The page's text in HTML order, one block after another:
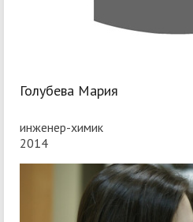
Голубева Мария
инженер-химик
2014